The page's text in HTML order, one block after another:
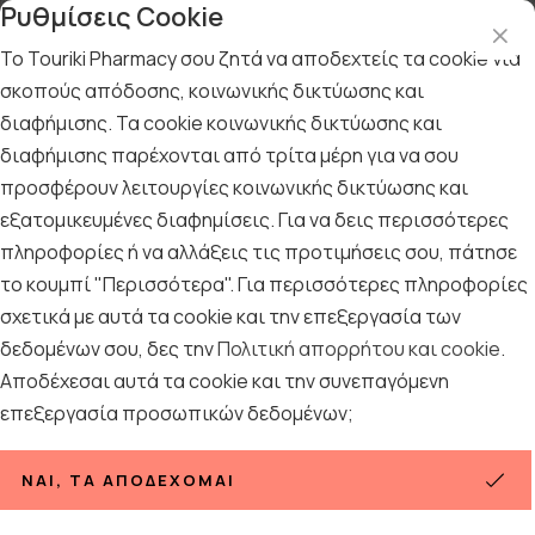
Αρχική / ΑΘΛΗΣΗ & ΑΔΥΝΑΤΙΣΜΑ / Συμπληρώματα & Διατροφή
/
UNI-PHARMA - Lacto Levure Συμπλήρωμα Διατροφής Με 4
Προβιοτικά για Αποκατάσταση Εντερικής & Κολπικής Χλωρίδας 10
UNI-PHARMA - Lacto Levure
Συμπλήρωμα Διατροφής Με 4
Προβιοτικά για Αποκατάσταση
Εντερικής & Κολπικής Χλωρίδας 10
κάψουλες
Ρυθμίσεις Cookie
Το Touriki Pharmacy σου ζητά να αποδεχτείς τα cookie για
σκοπούς απόδοσης, κοινωνικής δικτύωσης και
διαφήμισης. Τα cookie κοινωνικής δικτύωσης και
διαφήμισης παρέχονται από τρίτα μέρη για να σου
προσφέρουν λειτουργίες κοινωνικής δικτύωσης και
εξατομικευμένες διαφημίσεις. Για να δεις περισσότερες
πληροφορίες ή να αλλάξεις τις προτιμήσεις σου, πάτησε
το κουμπί "Περισσότερα". Για περισσότερες πληροφορίες
σχετικά με αυτά τα cookie και την επεξεργασία των
δεδομένων σου, δες τηνΠολιτική απορρήτου και cookie.
Αποδέχεσαι αυτά τα cookie και την συνεπαγόμενη
επεξεργασία προσωπικών δεδομένων;
ΝΑΙ, ΤΑ ΑΠΟΔΈΧΟΜΑΙ